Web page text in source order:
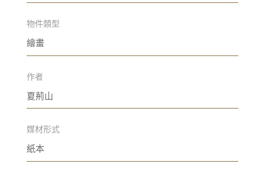
物件類型
繪畫
作者
夏荊山
媒材形式
紙本